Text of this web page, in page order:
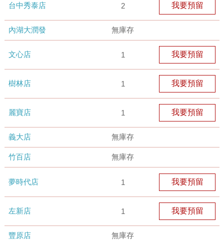
台中秀泰店 2 我要預留
內湖大潤發 無庫存
文心店 1 我要預留
樹林店 1 我要預留
麗寶店 1 我要預留
義大店 無庫存
竹百店 無庫存
夢時代店 1 我要預留
左新店 1 我要預留
豐原店 無庫存